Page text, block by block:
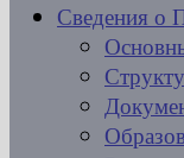
Сведения